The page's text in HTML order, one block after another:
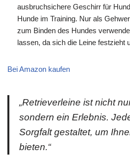
ausbruchsichere Geschirr für
Hunde im Training. Nur als
zum Binden des Hundes
lassen, da sich die Leine festzieht
Bei Amazon kaufen
„Retrieverleine ist nicht
sondern ein Erlebnis.
Sorgfalt gestaltet, um
bieten.“